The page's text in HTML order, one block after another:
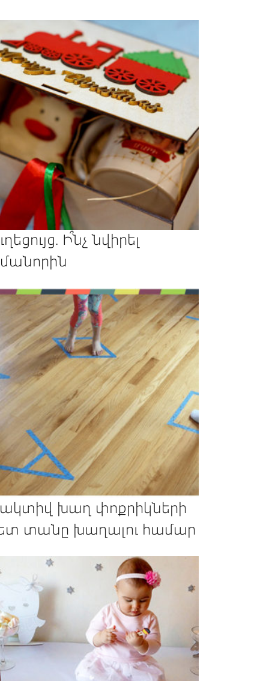
Ի՞նչ նվիրել
ակտիվ խաղ փոքրիկների
տանը խաղալու համար